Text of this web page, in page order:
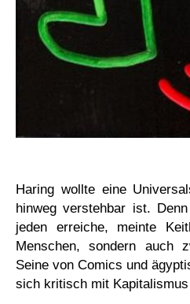
Haring wollte eine
hinweg verstehbar ist.
jeden erreiche, meinte
Menschen, sondern auch
Seine von Comics und
sich kritisch mit